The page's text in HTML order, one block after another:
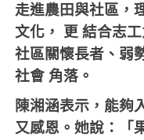
走進農田與社區，
文化，
更 結合志
社區關懷長者、弱
社會 角落。
陳湘涵表示，能夠
又感恩。她說：「